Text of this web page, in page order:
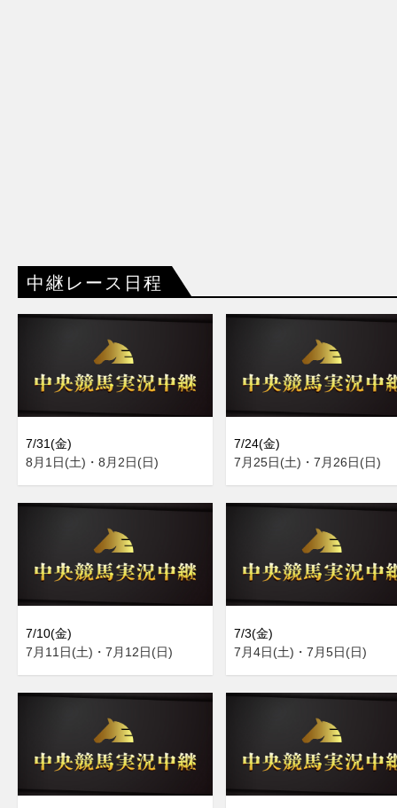
中継レース日程
7/31(金)
8月1日(土)・8月2日(日)
7/24(金)
7月25日(土)・7月26日(日)
7/10(金)
7月11日(土)・7月12日(日)
7/3(金)
7月4日(土)・7月5日(日)